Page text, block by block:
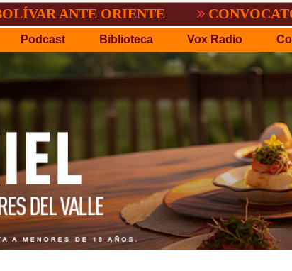
ORIENTE CONVOCATORIA DEL
Podcast Biblioteca Vox Radio